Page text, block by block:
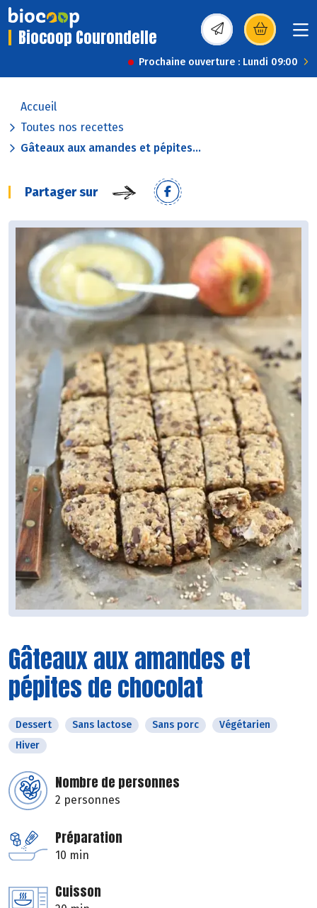
Biocoop Courondelle (s’ouvre dans une
Prochaine ouverture : Lundi 09:00
Accueil
Toutes nos recettes
Gâteaux aux amandes et pépites...
Partager sur
Gâteaux aux amandes et
pépites de chocolat
Dessert Sans lactose Sans porc
Végétarien
Hiver
Nombre de personnes
2 personnes
Préparation
10 min
Cuisson